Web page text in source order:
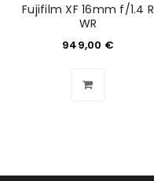
Fujifilm XF 16mm f/1.4 R
WR
949,00 €